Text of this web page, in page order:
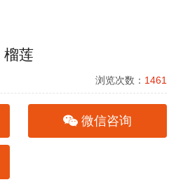
榴莲
浏览次数： 1461
微信咨询